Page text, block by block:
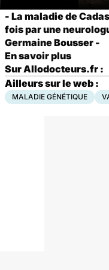
- La maladie de
fois par une
Germaine Bousser -
En savoir plus
Sur Allodocteurs.fr :
Ailleurs sur le web :
MALADIE GÉNÉTIQUE